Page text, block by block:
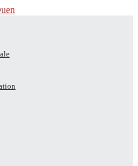
de Saint